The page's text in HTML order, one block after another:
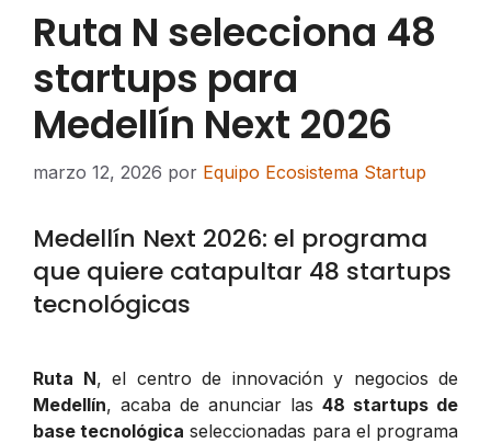
Ruta N selecciona 48
startups para
Medellín Next 2026
marzo 12, 2026 por Equipo Ecosistema Startup
Medellín Next 2026: el programa
que quiere catapultar 48 startups
tecnológicas
Ruta N, el centro de innovación y negocios de
Medellín, acaba de anunciar las 48 startups de
base tecnológica seleccionadas para el programa